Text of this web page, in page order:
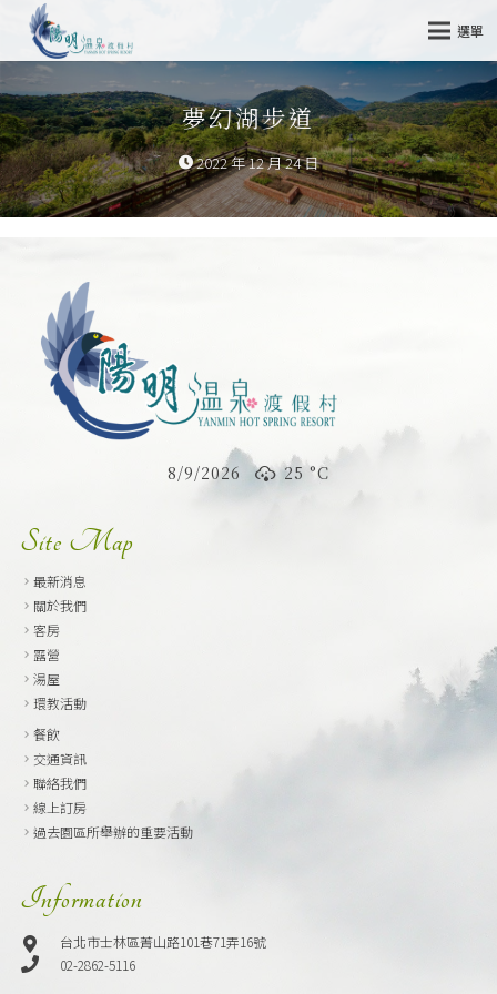
選單
夢幻湖步道
2022 年 12 月 24 日
8/9/2026 25 °C
Site Map
最新消息
關於我們
客房
露營
湯屋
環教活動
餐飲
交通資訊
聯絡我們
線上訂房
過去園區所舉辦的重要活動
Information
台北市士林區菁山路101巷71弄16號
02-2862-5116